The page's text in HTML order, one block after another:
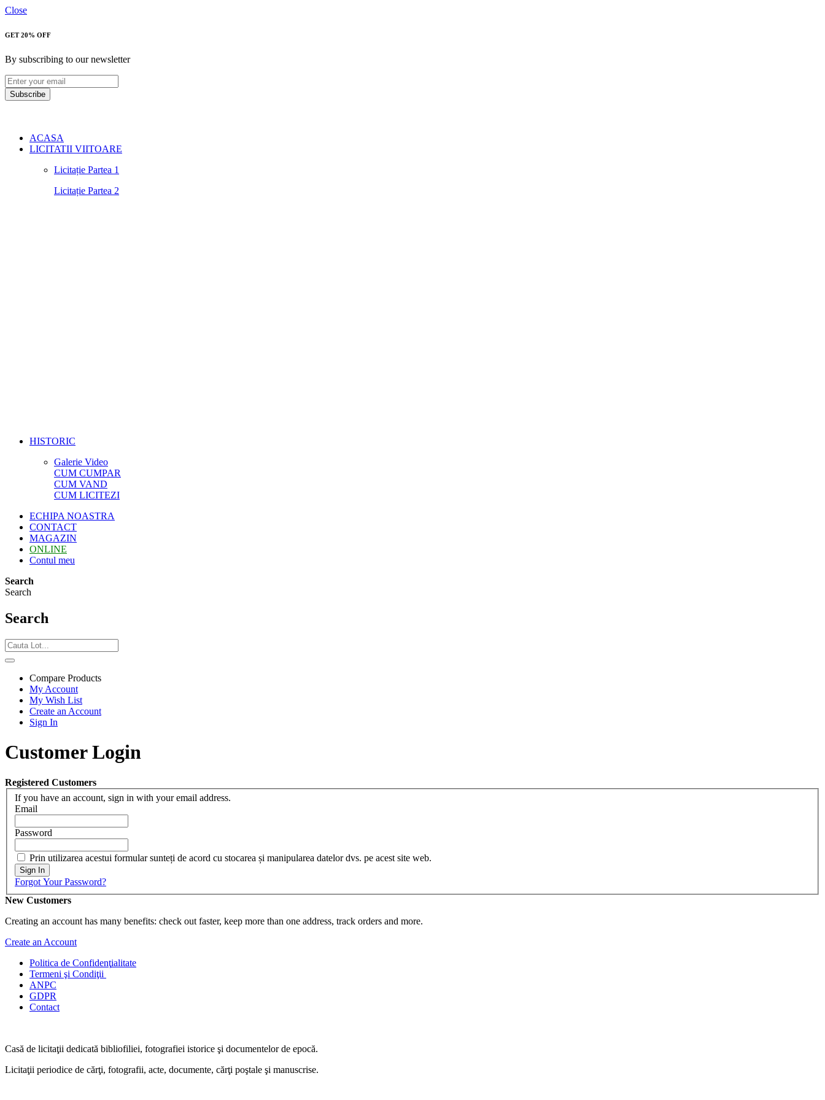
Close
GET 20% OFF
By subscribing to our newsletter
Subscribe
ACASA
LICITATII VIITOARE
Licitație Partea 1
Licitație Partea 2
HISTORIC
Galerie Video
CUM CUMPAR
CUM VAND
CUM LICITEZI
ECHIPA NOASTRA
CONTACT
MAGAZIN
ONLINE
Contul meu
Search
Search
Search
Compare Products
My Account
My Wish List
Create an Account
Sign In
Customer Login
Registered Customers
If you have an account, sign in with your email address.
Email
Password
Prin utilizarea acestui formular sunteți de acord cu stocarea și manipularea datelor dvs. pe acest site web.
Sign In
Forgot Your Password?
New Customers
Creating an account has many benefits: check out faster, keep more than one address, track orders and more.
Create an Account
Politica de Confidenţialitate
Termeni şi Condiţii
ANPC
GDPR
Contact
Casă de licitaţii dedicată bibliofiliei, fotografiei istorice şi documentelor de epocă.
Licitaţii periodice de cărţi, fotografii, acte, documente, cărţi poştale şi manuscrise.